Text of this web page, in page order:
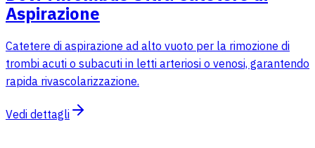
Aspirazione
Catetere di aspirazione ad alto vuoto per la rimozione di
trombi acuti o subacuti in letti arteriosi o venosi, garantendo
rapida rivascolarizzazione.
Vedi dettagli